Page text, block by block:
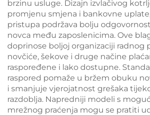
brzinu usluge. Dizajn izvlačivog
promjenu smjena i bankovne
pristupa podržava bolju
novca među zaposlenicima. Ove
doprinose boljoj organizaciji radnog
novčiće, šekove i druge načine
raspoređene i lako dostupne.
raspored pomaže u bržem obuku
i smanjuje vjerojatnost grešaka
razdoblja. Napredniji modeli s
mrežnog praćenja mogu se pratiti